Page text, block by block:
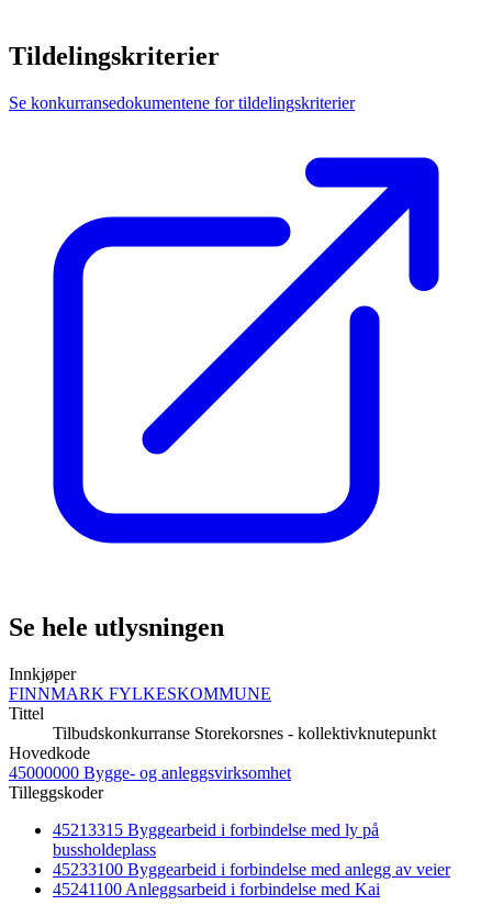
Tildelingskriterier
Se konkurransedokumentene for tildelingskriterier
Se hele utlysningen
Innkjøper
FINNMARK FYLKESKOMMUNE
Tittel
Tilbudskonkurranse Storekorsnes - kollektivknutepunkt
Hovedkode
45000000 Bygge- og anleggsvirksomhet
Tilleggskoder
45213315 Byggearbeid i forbindelse med ly på
bussholdeplass
45233100 Byggearbeid i forbindelse med anlegg av veier
45241100 Anleggsarbeid i forbindelse med Kai